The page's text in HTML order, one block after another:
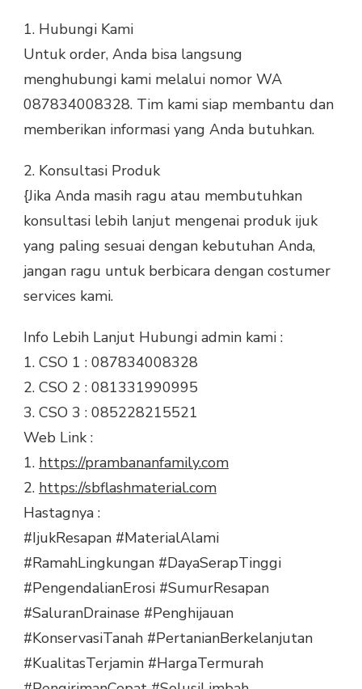
1. Hubungi Kami
Untuk order, Anda bisa langsung
menghubungi kami melalui nomor WA
087834008328. Tim kami siap membantu dan
memberikan informasi yang Anda butuhkan.
2. Konsultasi Produk
{Jika Anda masih ragu atau membutuhkan
konsultasi lebih lanjut mengenai produk ijuk
yang paling sesuai dengan kebutuhan Anda,
jangan ragu untuk berbicara dengan costumer
services kami.
Info Lebih Lanjut Hubungi admin kami :
1. CSO 1 : 087834008328
2. CSO 2 : 081331990995
3. CSO 3 : 085228215521
Web Link :
1. https://prambananfamily.com
2. https://sbflashmaterial.com
Hastagnya :
#IjukResapan #MaterialAlami
#RamahLingkungan #DayaSerapTinggi
#PengendalianErosi #SumurResapan
#SaluranDrainase #Penghijauan
#KonservasiTanah #PertanianBerkelanjutan
#KualitasTerjamin #HargaTermurah